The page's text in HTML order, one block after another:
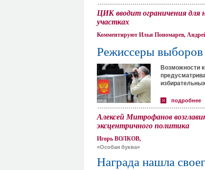
ЦИК вводит ограничения для
участках
Комментируют Илья Пономарев,
Режиссеры выборов
Возможности
подробнее
Алексей Митрофанов
эксцентричного политика
Игорь ВОЛКОВ,
«Особая буква»
Награда нашла